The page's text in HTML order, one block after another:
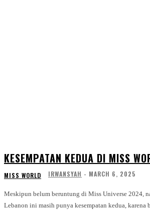
KESEMPATAN KEDUA DI MISS
MISS WORLD IRWANSYAH - MARCH 6, 2025
Meskipun belum beruntung di Miss Universe 2024,
Lebanon ini masih punya kesempatan kedua, karena